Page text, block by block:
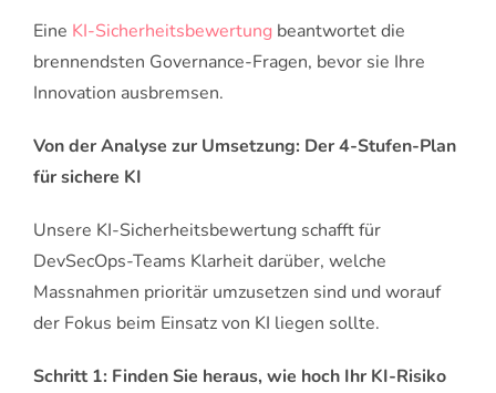
Eine KI-Sicherheitsbewertung beantwortet die
brennendsten Governance-Fragen, bevor sie Ihre
Innovation ausbremsen.
Von der Analyse zur Umsetzung: Der 4-Stufen-Plan
für sichere KI
Unsere KI-Sicherheitsbewertung schafft für
DevSecOps-Teams Klarheit darüber, welche
Massnahmen prioritär umzusetzen sind und worauf
der Fokus beim Einsatz von KI liegen sollte.
Schritt 1: Finden Sie heraus, wie hoch Ihr KI-Risiko